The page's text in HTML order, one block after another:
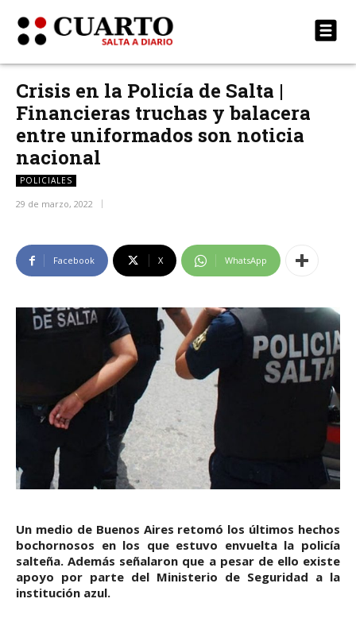
Crisis en la Policía de Salta |
Financieras truchas y balacera
entre uniformados son noticia
nacional
POLICIALES
29 de marzo, 2022
Facebook X WhatsApp
Un medio de Buenos Aires retomó los últimos hechos
bochornosos en los que estuvo envuelta la policía
salteña. Además señalaron que a pesar de ello existe
apoyo por parte del Ministerio de Seguridad a la
institución azul.